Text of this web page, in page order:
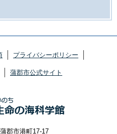
プライバシーポリシー
蒲郡市公式サイト
郡市港町17-17